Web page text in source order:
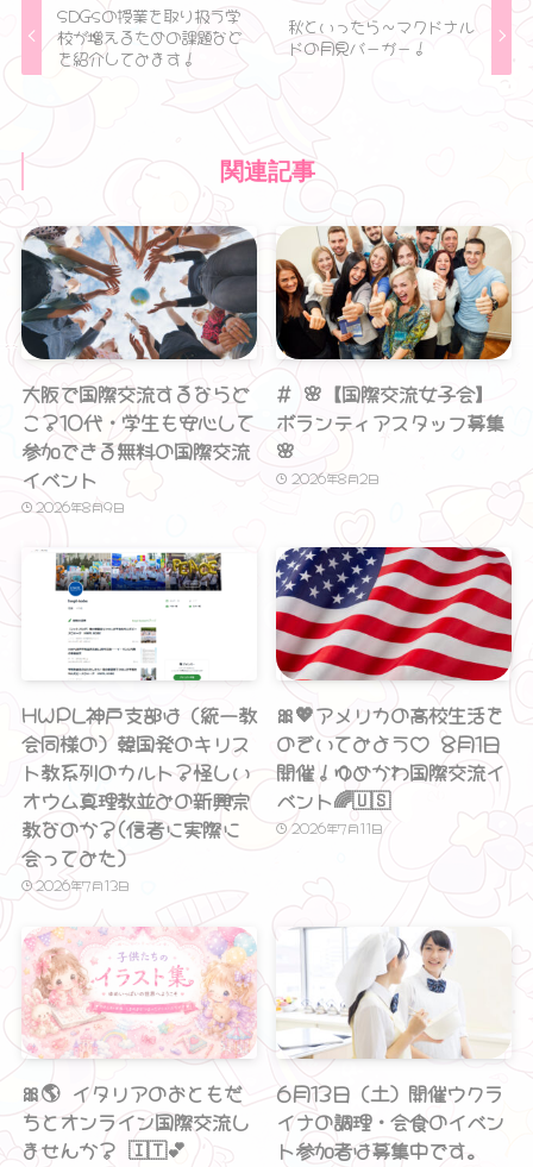
SDGsの授業を取り扱う学
校が増えるための課題など
を紹介してみます！
秋といったら〜マクドナル
ドの月見バーガー！
関連記事
大阪で国際交流するならど
こ？10代・学生も安心して
参加できる無料の国際交流
イベント
2026年8月9日
# 🌸【国際交流女子会】
ボランティアスタッフ募集
🌸
2026年8月2日
HWPL神戸支部は（統一教
会同様の）韓国発のキリス
ト教系列のカルト？怪しい
オウム真理教並みの新興宗
教なのか？(信者に実際に
会ってみた）
2026年7月13日
🎀💖アメリカの高校生活を
のぞいてみよう♡ 8月1日
開催！ゆめかわ国際交流イ
ベント🌈🇺🇸
2026年7月11日
🎀🌎 イタリアのおともだ
ちとオンライン国際交流し
ませんか？ 🇮🇹💕
6月13日（土）開催ウクラ
イナの調理・会食のイベン
ト参加者は募集中です。